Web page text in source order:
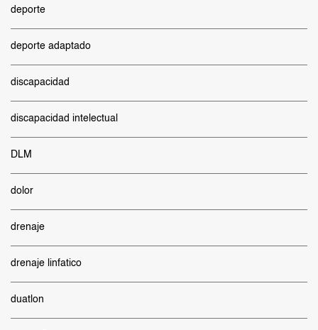
deporte
deporte adaptado
discapacidad
discapacidad intelectual
DLM
dolor
drenaje
drenaje linfatico
duatlon